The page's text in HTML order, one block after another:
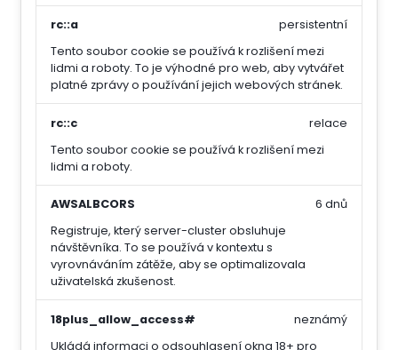
rc::a
Tento soubor cookie se používá k rozlišení mezi
lidmi a roboty. To je výhodné pro web, aby vytvářet
platné zprávy o používání jejich webových stránek.
persistentní
rc::c
Tento soubor cookie se používá k rozlišení mezi
lidmi a roboty.
relace
AWSALBCORS
Registruje, který server-cluster obsluhuje
návštěvníka. To se používá v kontextu s
vyrovnáváním zátěže, aby se optimalizovala
uživatelská zkušenost.
6 dnů
18plus_allow_access#
Ukládá informaci o odsouhlasení okna 18+ pro
neznámý